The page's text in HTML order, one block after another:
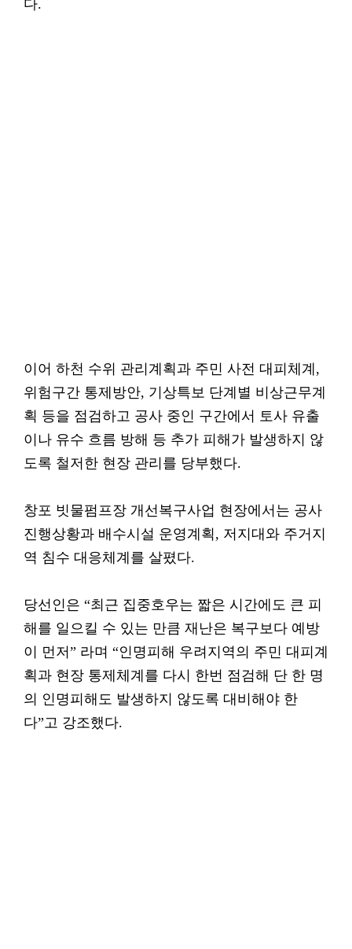
다.
이어 하천 수위 관리계획과 주민 사전 대피체계,
위험구간 통제방안, 기상특보 단계별 비상근무계
획 등을 점검하고 공사 중인 구간에서 토사 유출
이나 유수 흐름 방해 등 추가 피해가 발생하지 않
도록 철저한 현장 관리를 당부했다.
창포 빗물펌프장 개선복구사업 현장에서는 공사
진행상황과 배수시설 운영계획, 저지대와 주거지
역 침수 대응체계를 살폈다.
당선인은 “최근 집중호우는 짧은 시간에도 큰 피
해를 일으킬 수 있는 만큼 재난은 복구보다 예방
이 먼저” 라며 “인명피해 우려지역의 주민 대피계
획과 현장 통제체계를 다시 한번 점검해 단 한 명
의 인명피해도 발생하지 않도록 대비해야 한
다”고 강조했다.